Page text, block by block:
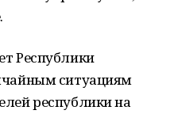
Республики
ситуациям
республики на